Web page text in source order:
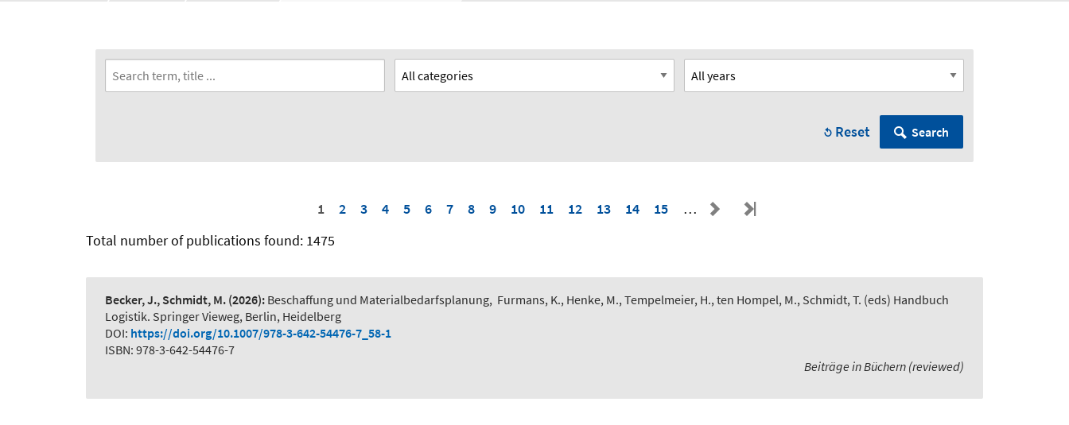
Reset Search
1 2 3 4 5 6 7 8 9 10 11 12 13 14 15
…
Total number of publications found: 1475
Becker, J., Schmidt, M. (2026): Beschaffung und Materialbedarfsplanung, Furmans, K., Henke, M., Tempelmeier, H., ten Hompel, M., Schmidt, T. (eds) Handbuch
Logistik. Springer Vieweg, Berlin, Heidelberg
DOI: https://doi.org/10.1007/978-3-642-54476-7_58-1
ISBN: 978-3-642-54476-7
Beiträge in Büchern (reviewed)